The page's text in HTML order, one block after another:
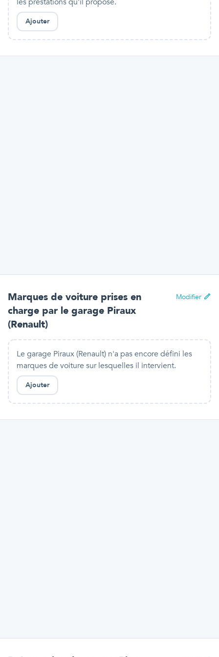
Ajouter
Marques de voiture prises en
charge par le garage Piraux
(Renault)
Modifier
Le garage Piraux (Renault) n'a pas encore défini les
marques de voiture sur lesquelles il intervient.
Ajouter